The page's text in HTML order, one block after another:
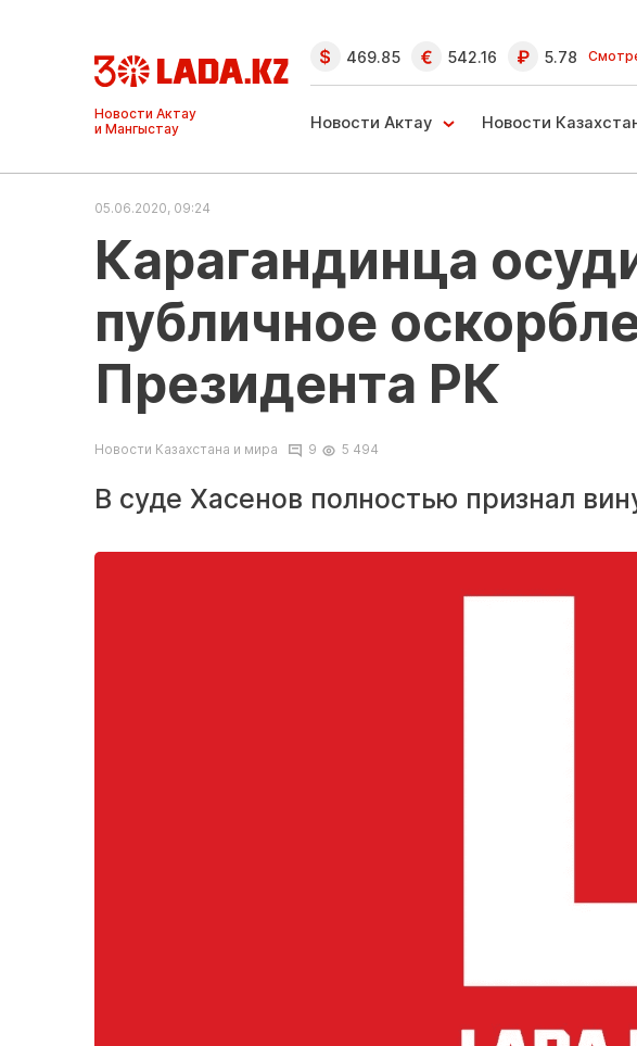
Ақтау және
Манғыстау
жаңалықтары
469.85 542.16 5.78
Новости Актау Новости
05.06.2020, 09:24
Карагандинца
публичное
Президента РК
Новости Казахстана и мира 9 5 494
В суде Хасенов полностью признал